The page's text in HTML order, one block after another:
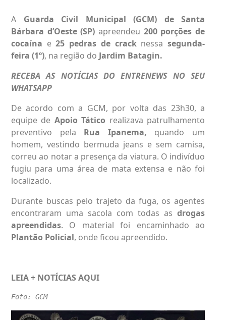
A Guarda Civil Municipal (GCM) de Santa
Bárbara d’Oeste (SP) apreendeu 200 porções de
cocaína e25 pedras de cracknessasegunda-
feira (1º), na região do Jardim Batagin.
RECEBA AS NOTÍCIAS DO ENTRENEWS NO SEU
WHATSAPP
De acordo com a GCM, por volta das 23h30, a
equipe de Apoio Tático realizava patrulhamento
preventivo pela Rua Ipanema, quando um
homem, vestindo bermuda jeans e sem camisa,
correu ao notar a presença da viatura. O indivíduo
fugiu para uma área de mata extensa e não foi
localizado.
Durante buscas pelo trajeto da fuga, os agentes
encontraram uma sacola com todas as drogas
apreendidas. O material foi encaminhado ao
Plantão Policial, onde ficou apreendido.
LEIA + NOTÍCIAS AQUI
Foto: GCM